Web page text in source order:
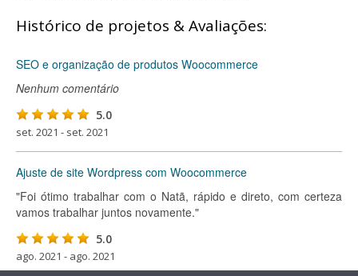
Histórico de projetos & Avaliações:
SEO e organização de produtos Woocommerce
Nenhum comentário
5.0
set. 2021 - set. 2021
Ajuste de site Wordpress com Woocommerce
"Foi ótimo trabalhar com o Natã, rápido e direto, com certeza
vamos trabalhar juntos novamente."
5.0
ago. 2021 - ago. 2021